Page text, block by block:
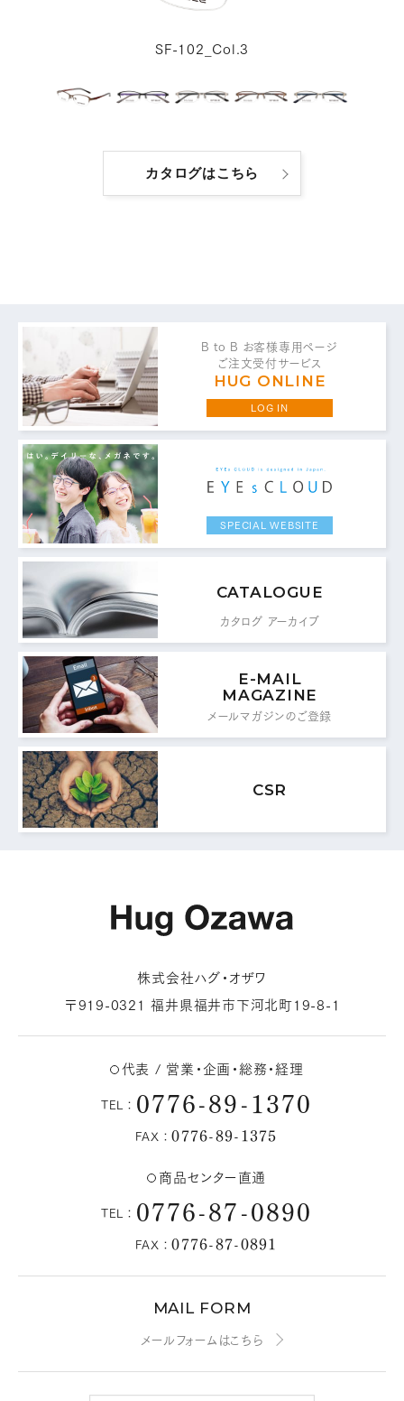
SF-102_Col.3
カタログはこちら
お問い合わせ・ご意見は
こちらからお願いいたします。
代表 / 営業・企画・総務・経理
TEL：0776-89-1370
FAX：
商品センター直通
TEL：0776-87-0890
FAX： 0776-87-0891
MAIL FORM
メールフォームはこちら
B to B お客様専用ページ
ご注文受付サービス
HUG ONLINE
LOG IN
SPECIAL WEBSITE
CATALOGUE
カタログ アーカイブ
E-MAIL
MAGAZINE
メールマガジンのご登録
CSR
株式会社ハグ・オザワ
〒919-0321 福井県福井市下河北町19-8-1
代表 / 営業・企画・総務・経理
TEL： 0776-89-1370
FAX：0776-89-1375
商品センター直通
TEL： 0776-87-0890
FAX：0776-87-0891
MAIL FORM
メールフォームはこちら